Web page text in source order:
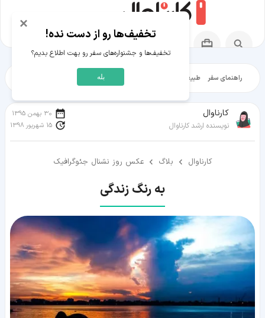
راهنمای سفر طبیعت‌گردی شهرگردی
کارناوال
نویسنده ارشد کارناوال
30 بهمن 1395
15 شهریور 1398
کارناوال بلاگ عکس روز نشنال جئوگرافیک
به رنگ زندگی
×
تخفیف‌ها رو از دست نده!
تخفیف‌ها و جشنواره‌های سفر رو بهت اطلاع بدیم؟
بله